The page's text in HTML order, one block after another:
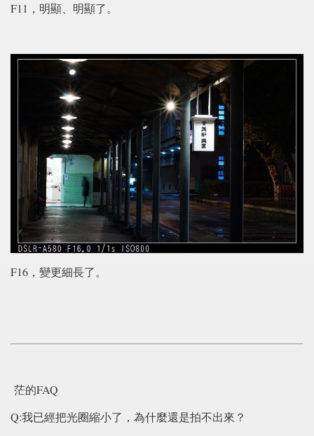
F11，明顯、明顯了。
F16，變更細長了。
茫的FAQ
Q:我已經把光圈縮小了，為什麼還是拍不出來？